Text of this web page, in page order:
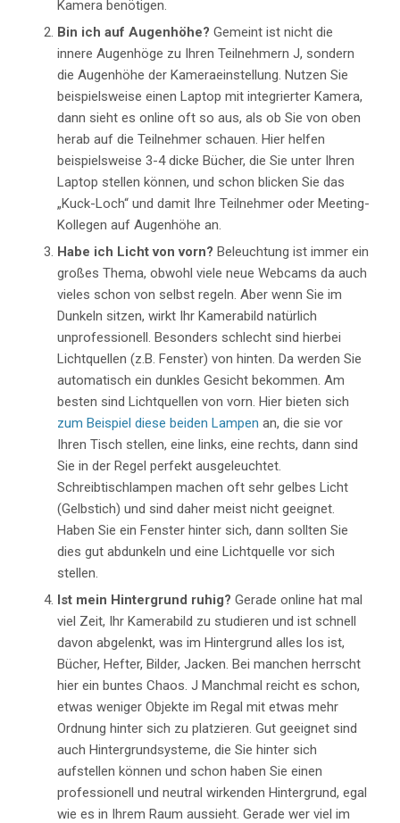
Kamera benötigen.
Bin ich auf Augenhöhe? Gemeint ist nicht die
innere Augenhöge zu Ihren Teilnehmern J, sondern
die Augenhöhe der Kameraeinstellung. Nutzen Sie
beispielsweise einen Laptop mit integrierter Kamera,
dann sieht es online oft so aus, als ob Sie von oben
herab auf die Teilnehmer schauen. Hier helfen
beispielsweise 3-4 dicke Bücher, die Sie unter Ihren
Laptop stellen können, und schon blicken Sie das
„Kuck-Loch“ und damit Ihre Teilnehmer oder Meeting-
Kollegen auf Augenhöhe an.
Habe ich Licht von vorn? Beleuchtung ist immer ein
großes Thema, obwohl viele neue Webcams da auch
vieles schon von selbst regeln. Aber wenn Sie im
Dunkeln sitzen, wirkt Ihr Kamerabild natürlich
unprofessionell. Besonders schlecht sind hierbei
Lichtquellen (z.B. Fenster) von hinten. Da werden Sie
automatisch ein dunkles Gesicht bekommen. Am
besten sind Lichtquellen von vorn. Hier bieten sich
zum Beispiel diese beiden Lampen an, die sie vor
Ihren Tisch stellen, eine links, eine rechts, dann sind
Sie in der Regel perfekt ausgeleuchtet.
Schreibtischlampen machen oft sehr gelbes Licht
(Gelbstich) und sind daher meist nicht geeignet.
Haben Sie ein Fenster hinter sich, dann sollten Sie
dies gut abdunkeln und eine Lichtquelle vor sich
stellen.
Ist mein Hintergrund ruhig? Gerade online hat mal
viel Zeit, Ihr Kamerabild zu studieren und ist schnell
davon abgelenkt, was im Hintergrund alles los ist,
Bücher, Hefter, Bilder, Jacken. Bei manchen herrscht
hier ein buntes Chaos. J Manchmal reicht es schon,
etwas weniger Objekte im Regal mit etwas mehr
Ordnung hinter sich zu platzieren. Gut geeignet sind
auch Hintergrundsysteme, die Sie hinter sich
aufstellen können und schon haben Sie einen
professionell und neutral wirkenden Hintergrund, egal
wie es in Ihrem Raum aussieht. Gerade wer viel im